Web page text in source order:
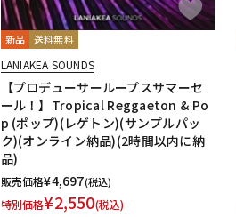
新品 送料無料
LANIAKEA SOUNDS
【プロデューサーループスサマーセ
ール！】Tropical Reggaeton & Po
p (ポップ)(レゲトン)(サンプルパッ
ク)(オンライン納品)(2時間以内に納
品)
販売価格¥4,697(税込)
特別価格¥2,550(税込)